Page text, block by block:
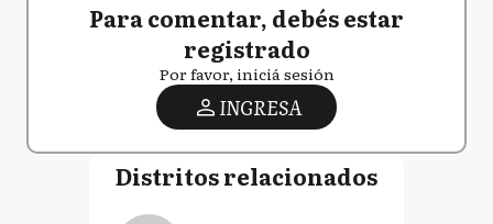
Para comentar, debés estar
registrado
Por favor, iniciá sesión
INGRESA
Distritos relacionados